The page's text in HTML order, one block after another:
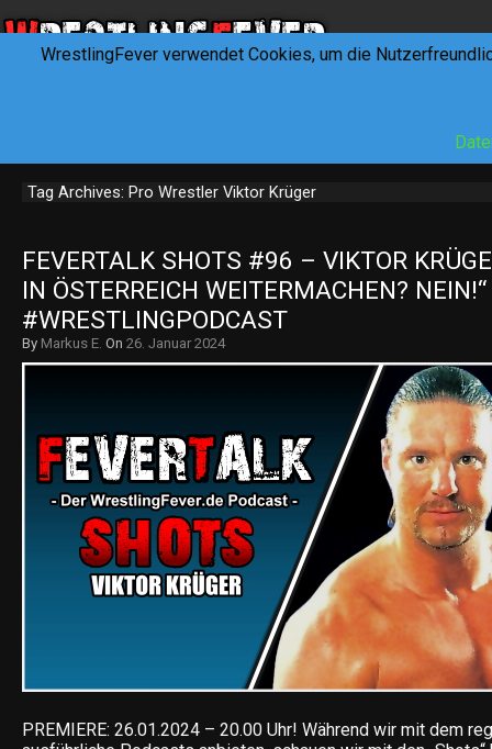
Tag Archives: Pro Wrestler Viktor Krüger
FEVERTALK SHOTS #96 – VIKTOR
IN ÖSTERREICH WEITERMACHEN?
#WRESTLINGPODCAST
By Markus E. On 26. Januar 2024
PREMIERE: 26.01.2024 – 20.00 Uhr! Während wir mit dem
WrestlingFever verwendet Cookies, um die